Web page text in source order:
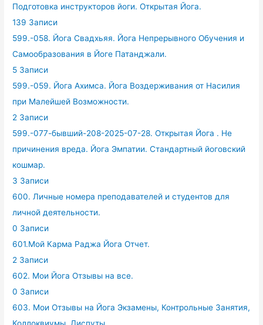
Подготовка инструкторов йоги. Открытая Йога.
139 Записи
599.-058. Йога Свадхьяя. Йога Непрерывного Обучения и
Самообразования в Йоге Патанджали.
5 Записи
599.-059. Йога Ахимса. Йога Воздерживания от Насилия
при Малейшей Возможности.
2 Записи
599.-077-бывший-208-2025-07-28. Открытая Йога . Не
причинения вреда. Йога Эмпатии. Стандартный йоговский
кошмар.
3 Записи
600. Личные номера преподавателей и студентов для
личной деятельности.
0 Записи
601.Мой Карма Раджа Йога Отчет.
2 Записи
602. Мои Йога Отзывы на все.
0 Записи
603. Мои Отзывы на Йога Экзамены, Контрольные Занятия,